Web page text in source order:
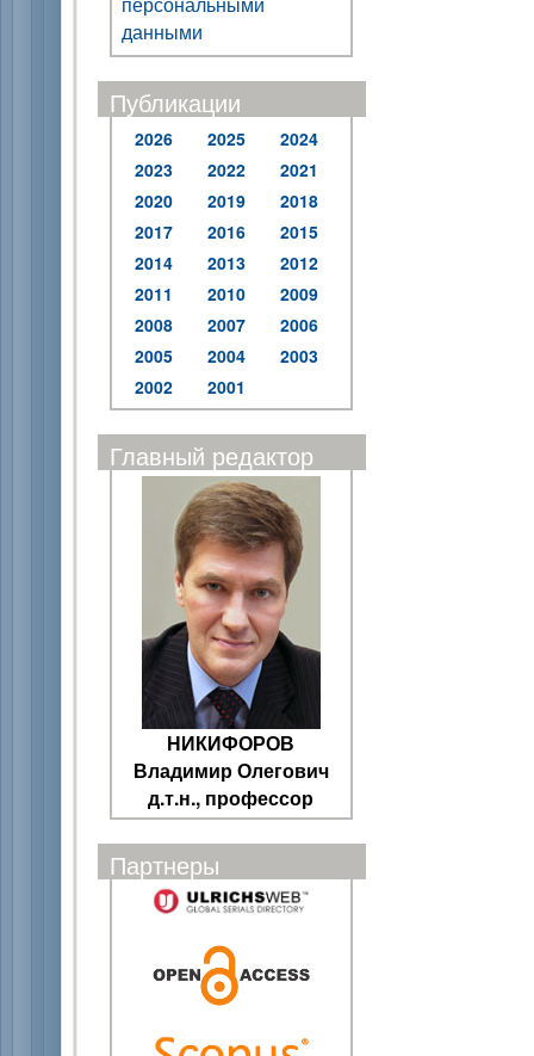
данными
Публикации
2026 2025
2024
2023
2022
2021
2020
2019
2018
2017
2016
2015
2014
2013
2012
2011
2010
2009
2008
2007
2006
2005
2004
2003
2002
2001
Главный редактор
НИКИФОРОВ
Владимир Олегович
д.т.н., профессор
Партнеры